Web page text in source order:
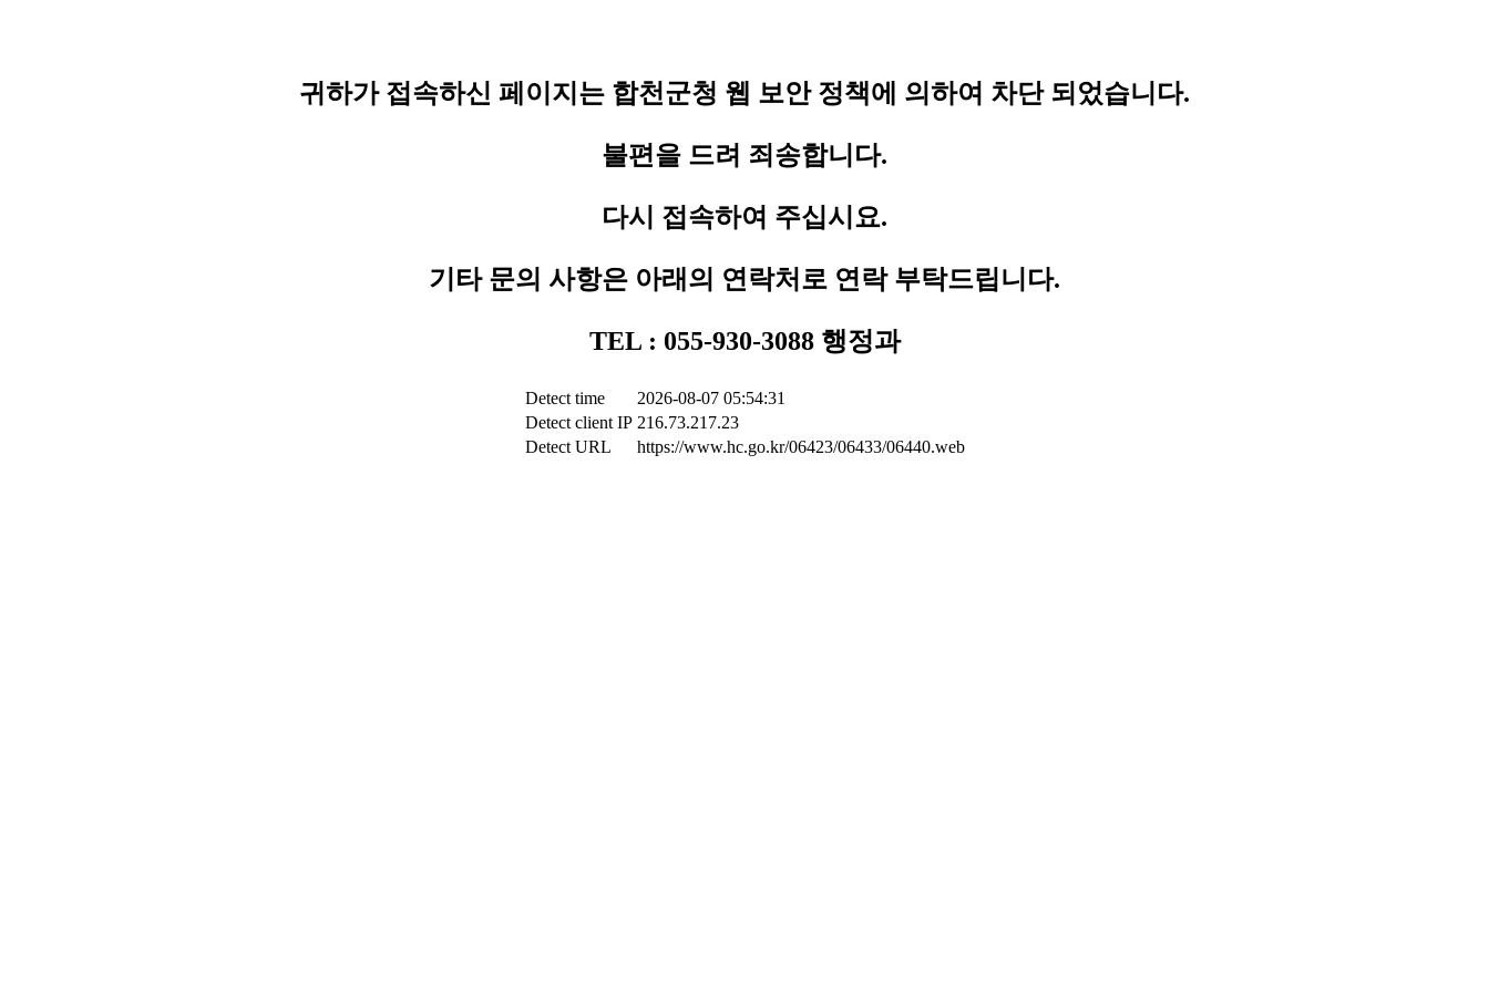
귀하가 접속하신 페이지는 합천군청 웹 보안 정책에 의하여 차단 되었습니다.
불편을 드려 죄송합니다.
다시 접속하여 주십시요.
기타 문의 사항은 아래의 연락처로 연락 부탁드립니다.
TEL : 055-930-3088 행정과
Detect time
2026-08-07 05:54:31
Detect client IP 216.73.217.23
Detect URL
https://www.hc.go.kr/06423/06433/06440.web